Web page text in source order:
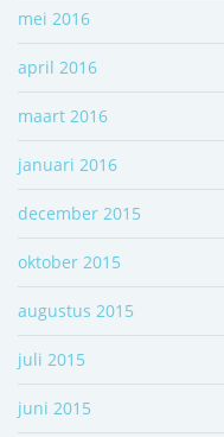
mei 2016
april 2016
maart 2016
januari 2016
december 2015
oktober 2015
augustus 2015
juli 2015
juni 2015